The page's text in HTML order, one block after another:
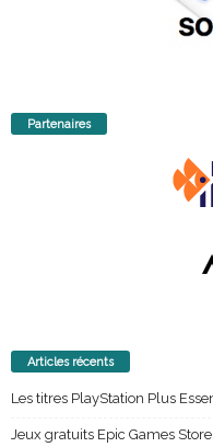
Partenaires
Articles récents
Les titres PlayStation Plus
Jeux gratuits Epic Games